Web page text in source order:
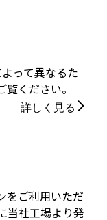
って異なるた
ください。
詳しく見る
をご利用いただ
当社工場より発